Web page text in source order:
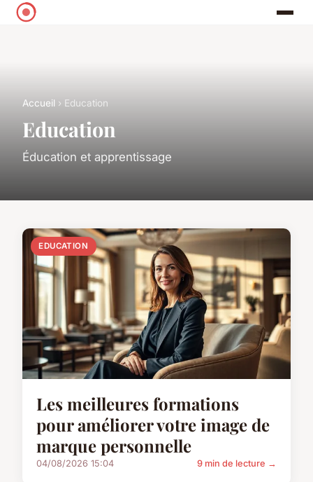
Accueil › Education
Education
Éducation et apprentissage
EDUCATION
Les meilleures formations
pour améliorer votre image de
marque personnelle
04/08/2026 15:04 9 min de lecture →